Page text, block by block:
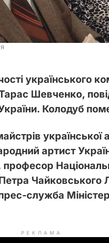
українського
Шевченко,
Колодуб
української
артист
професор
Петра
служба
РЕКЛАМА